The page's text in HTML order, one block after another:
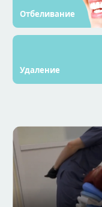
Отбеливание
Удаление